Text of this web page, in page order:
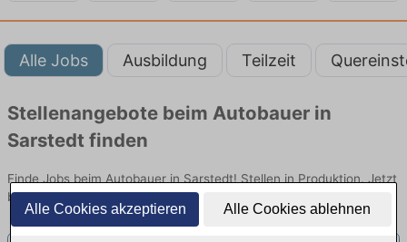
Alle Cookies akzeptieren Alle Cookies ablehnen
Alle Jobs Ausbildung Teilzeit
Stellenangebote beim Autobauer in
Sarstedt finden
Finde Jobs beim Autobauer in Sarstedt! Stellen in Produktion. Jetzt
bewerben!